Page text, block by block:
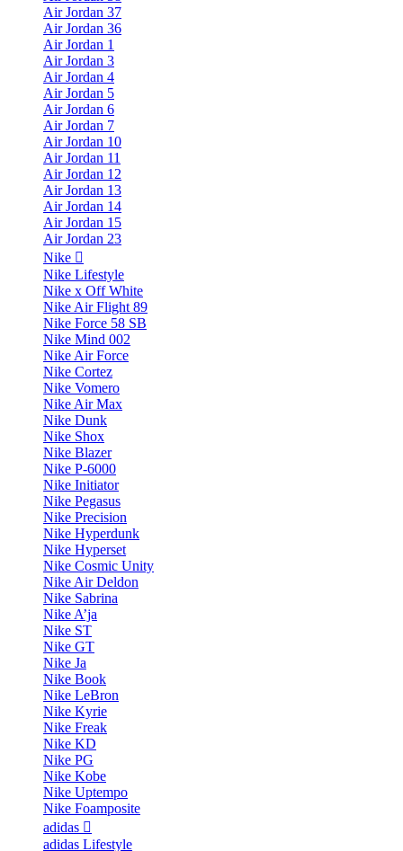
Air Jordan 37
Air Jordan 36
Air Jordan 1
Air Jordan 3
Air Jordan 4
Air Jordan 5
Air Jordan 6
Air Jordan 7
Air Jordan 10
Air Jordan 11
Air Jordan 12
Air Jordan 13
Air Jordan 14
Air Jordan 15
Air Jordan 23
Nike
Nike Lifestyle
Nike x Off White
Nike Air Flight 89
Nike Force 58 SB
Nike Mind 002
Nike Air Force
Nike Cortez
Nike Vomero
Nike Air Max
Nike Dunk
Nike Shox
Nike Blazer
Nike P-6000
Nike Initiator
Nike Pegasus
Nike Precision
Nike Hyperdunk
Nike Hyperset
Nike Cosmic Unity
Nike Air Deldon
Nike Sabrina
Nike A’ja
Nike ST
Nike GT
Nike Ja
Nike Book
Nike LeBron
Nike Kyrie
Nike Freak
Nike KD
Nike PG
Nike Kobe
Nike Uptempo
Nike Foamposite
adidas
adidas Lifestyle